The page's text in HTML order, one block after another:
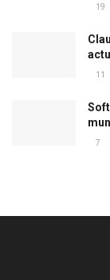
19
11
7